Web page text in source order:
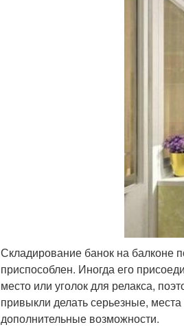
Складирование банок на балконе
приспособлен. Иногда его
место или уголок для релакса,
привыкли делать серьезные,
дополнительные возможности.